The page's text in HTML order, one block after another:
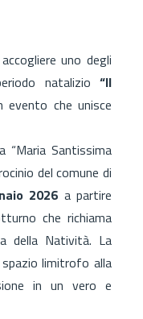
uno degli
natalizio “Il
evento che unisce
“Maria Santissima
del comune di
2026 a partire
che richiama
della Natività. La
limitrofo alla
in un vero e